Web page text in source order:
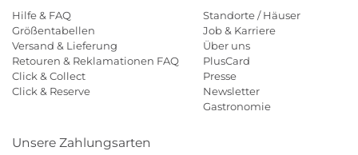
Hilfe & FAQ
Größentabellen
Versand & Lieferung
Retouren & Reklamationen FAQ
Click & Collect
Click & Reserve
Standorte / Häuser
Job & Karriere
Über uns
PlusCard
Presse
Newsletter
Gastronomie
Unsere Zahlungsarten